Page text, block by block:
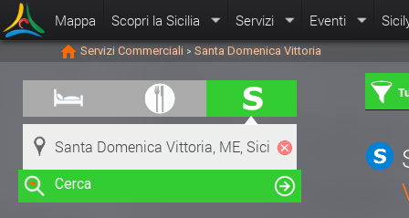
Mappa Scopri la Sicilia Servizi Eventi
Servizi Commerciali > Santa Domenica Vittoria
Cerca